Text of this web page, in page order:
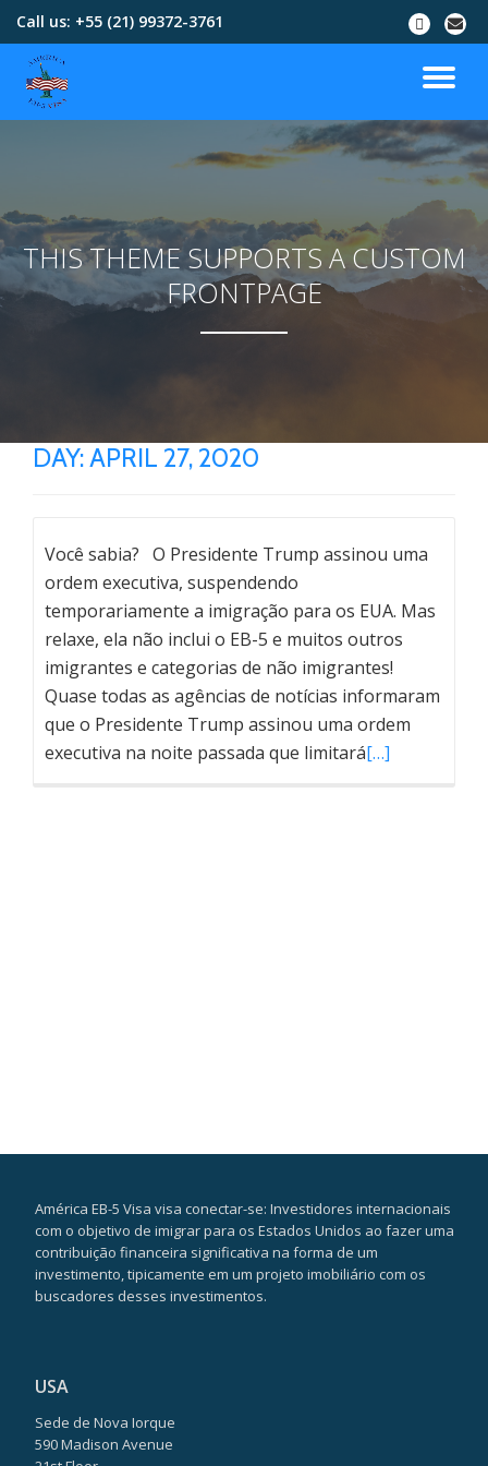
content
Call us: +55 (21) 99372-3761
THIS THEME SUPPORTS A CUSTOM
FRONTPAGE
DAY:APRIL 27, 2020
Você sabia? O Presidente Trump assinou uma
ordem executiva, suspendendo
temporariamente a imigração para os EUA. Mas
relaxe, ela não inclui o EB-5 e muitos outros
imigrantes e categorias de não imigrantes!
Quase todas as agências de notícias informaram
que o Presidente Trump assinou uma ordem
executiva na noite passada que limitará[…]
América EB-5 Visa visa conectar-se: Investidores internacionais
com o objetivo de imigrar para os Estados Unidos ao fazer uma
contribuição financeira significativa na forma de um
investimento, tipicamente em um projeto imobiliário com os
buscadores desses investimentos.
USA
Sede de Nova Iorque
590 Madison Avenue